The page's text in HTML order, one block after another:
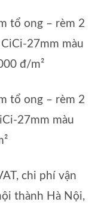
tổ ong – rèm 2
27mm màu
đ/m²
tổ ong – rèm 2
27mm màu
chi phí vận
thành Hà Nội,